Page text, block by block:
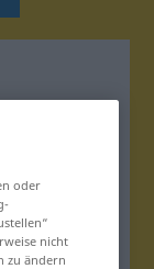
oder
nicht
zu ändern